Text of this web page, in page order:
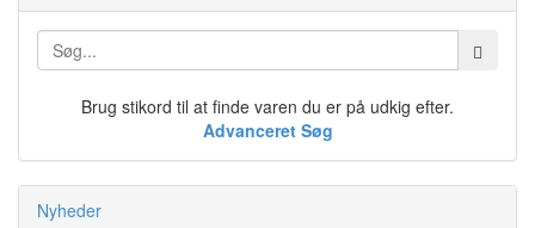
Brug stikord til at finde varen du er på udkig efter.
Advanceret Søg
Nyheder